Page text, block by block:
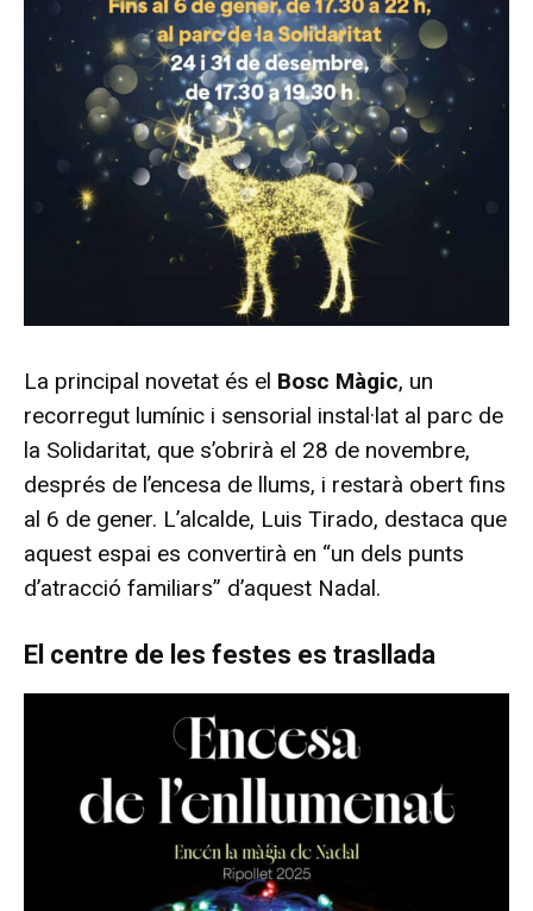
La principal novetat és el Bosc Màgic, un
recorregut lumínic i sensorial instal·lat al parc de
la Solidaritat, que s’obrirà el 28 de novembre,
després de l’encesa de llums, i restarà obert fins
al 6 de gener. L’alcalde, Luis Tirado, destaca que
aquest espai es convertirà en “un dels punts
d’atracció familiars” d’aquest Nadal.
El centre de les festes es trasllada